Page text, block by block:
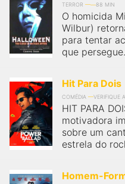
TERROR 88 MIN
O homicida
Wilbur)
para tentar
que
Hit Para Dois
COMÉDIA VERIFIQUE
HIT PARA
motivadora
sobre um
estrela do
Homem-